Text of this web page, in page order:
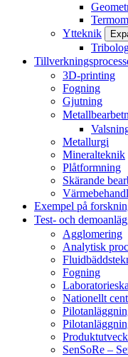
Ytteknik
3D-printing
Fogning
Gjutning
Metallurgi
Mineralteknik
Plåtformning
Skärande
Exempel på
Test- och
Agglomering
Analytisk
Fogning
Nationellt
SenSoRe –